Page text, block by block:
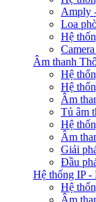
Amply
Loa
Hệ
Âm thanh
Hệ
Hệ
Âm
Tủ âm
Hệ
Âm
Giải
Đầu
Hệ thống IP -
Hệ
Âm